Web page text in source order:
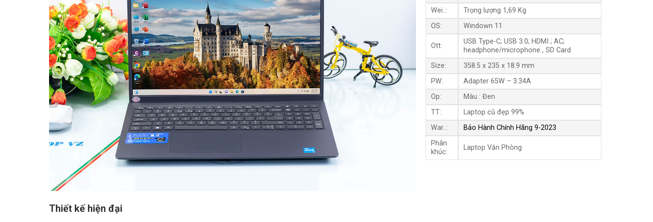
Thiết kế hiện đại
Wei..:
Trọng lượng 1,69 Kg
OS:
Windown 11
Ott:
USB Type-C; USB 3.0; HDMI ; AC;
headphone/microphone , SD Card
Size:
358.5 x 235 x 18.9 mm
PW:
Adapter 65W – 3.34A
Op:
Màu : Đen
TT:
Laptop cũ đẹp 99%
War..:
Bảo Hành Chính Hãng 9-2023
Phân
khúc:
Laptop Văn Phòng